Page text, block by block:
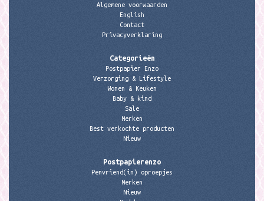
Algemene voorwaarden
English
Contact
Privacyverklaring
Categorieën
Postpapier Enzo
Verzorging & Lifestyle
Wonen & Keuken
Baby & kind
Sale
Merken
Best verkochte producten
Nieuw
Postpapierenzo
Penvriend(in) oproepjes
Merken
Nieuw